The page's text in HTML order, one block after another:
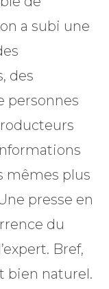
a subi une
des
personnes
mêmes plus
presse en
du
Bref,
bien naturel.